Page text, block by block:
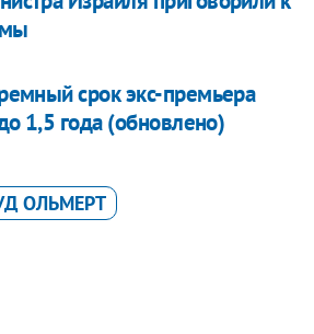
срок экс-премьера
1,5 года (обновлено)
ОЛЬМЕРТ